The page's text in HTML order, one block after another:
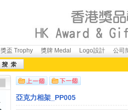
獎盃 Trophy 獎牌 Medal Logo設計 公司
亞克力相架_PP005